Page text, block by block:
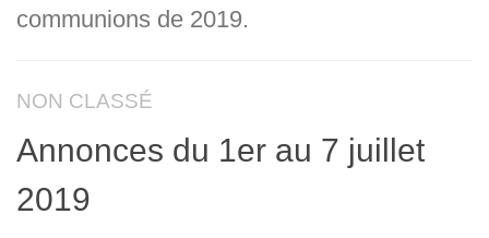
communions de 2019.
NON CLASSÉ
Annonces du 1er au 7 juillet
2019